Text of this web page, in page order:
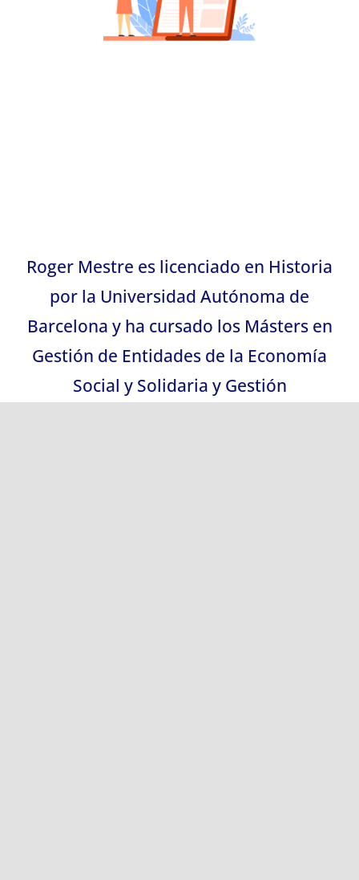
Roger Mestre es licenciado en Historia
por la Universidad Autónoma de
Barcelona y ha cursado los Másters en
Gestión de Entidades de la Economía
Social y Solidaria y Gestión